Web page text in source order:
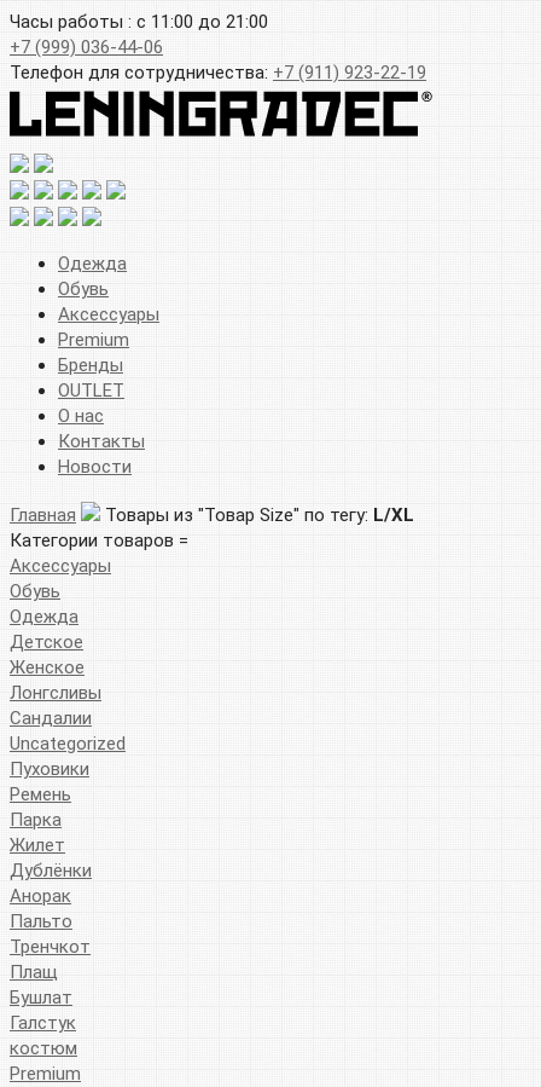
Часы работы : с 11:00 до 21:00
+7 (999) 036-44-06
Телефон для сотрудничества: +7 (911) 923-22-19
Одежда
Обувь
Аксессуары
Premium
Бренды
OUTLET
О нас
Контакты
Новости
Главная Товары из "Товар Size" по тегу: L/XL
Категории товаров =
Аксессуары
Обувь
Одежда
Детское
Женское
Лонгсливы
Сандалии
Uncategorized
Пуховики
Ремень
Парка
Жилет
Дублёнки
Анорак
Пальто
Тренчкот
Плащ
Бушлат
Галстук
костюм
Premium